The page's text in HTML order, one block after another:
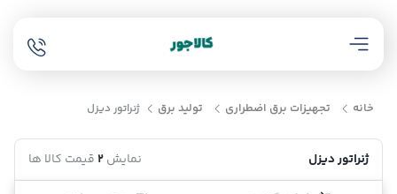
خانه تجهیزات برق اضطراری تولید برق ژنراتور دیزل
ژنراتور دیزل نمایش2قیمت کالا ها